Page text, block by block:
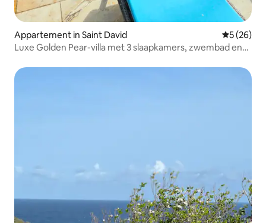
Appartement in Saint David
5 (26)
Luxe Golden Pear-villa met 3 slaapkamers, zwembad en